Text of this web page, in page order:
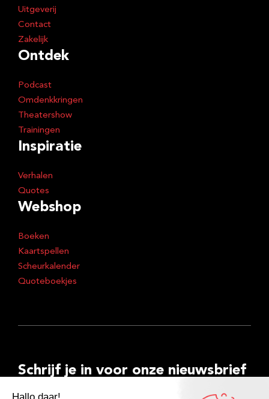
Uitgeverij
Contact
Zakelijk
Ontdek
Podcast
Omdenkkringen
Theatershow
Trainingen
Inspiratie
Verhalen
Quotes
Webshop
Boeken
Kaartspellen
Scheurkalender
Quoteboekjes
Schrijf je in voor onze nieuwsbrief